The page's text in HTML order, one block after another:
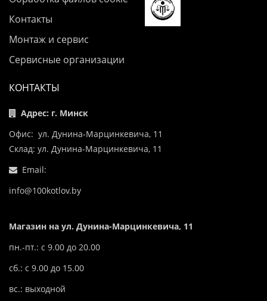
Контакты
Монтаж и сервис
Сервисные организации
КОНТАКТЫ
Адрес: г. Минск
Офис: ул. Дунина-Марцинкевича, 11
Склад: ул. Дунина-Марцинкевича, 11
Email:
info@100kotlov.by
Магазин на ул. Дунина-Марцинкевича, 11
пн.-пт.: с 9.00 до 20.00
сб.: с 9.00 до 15.00
вс.: выходной